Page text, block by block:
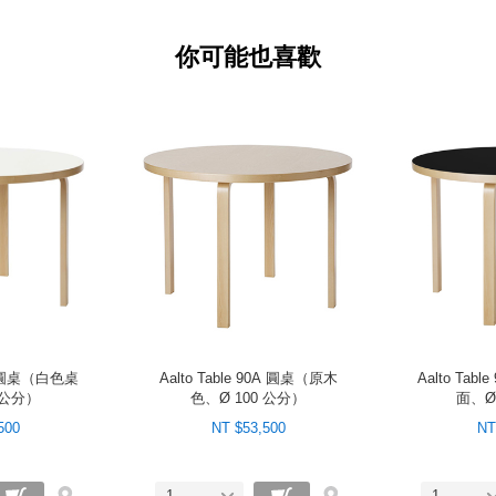
你可能也喜歡
桌（白色桌
分）
Aalto Table 90A 圓桌（原木
色、Ø 100 公分）
NT $53,500
Aalto Table
面、